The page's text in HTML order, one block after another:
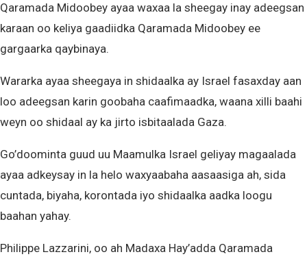
Qaramada Midoobey ayaa waxaa la sheegay inay adeegsan
karaan oo keliya gaadiidka Qaramada Midoobey ee
gargaarka qaybinaya.
Wararka ayaa sheegaya in shidaalka ay Israel fasaxday aan
loo adeegsan karin goobaha caafimaadka, waana xilli baahi
weyn oo shidaal ay ka jirto isbitaalada Gaza.
Go’doominta guud uu Maamulka Israel geliyay magaalada
ayaa adkeysay in la helo waxyaabaha aasaasiga ah, sida
cuntada, biyaha, korontada iyo shidaalka aadka loogu
baahan yahay.
Philippe Lazzarini, oo ah Madaxa Hay’adda Qaramada